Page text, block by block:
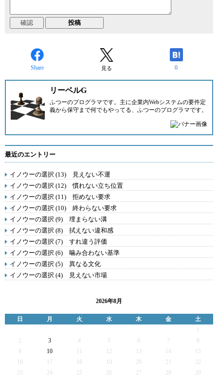
Share 見る 0
リーベルG
ふつーのプログラマです。主に企業内Webシステムの要件定
義から保守まで何でもやってる、ふつーのプログラマです。
最近のエントリー
イノウーの選択 (13) 見えない不運
イノウーの選択 (12) 慣れない立ち位置
イノウーの選択 (11) 拒めない要求
イノウーの選択 (10) 終わらない要求
イノウーの選択 (9) 埋まらない溝
イノウーの選択 (8) 拭えない違和感
イノウーの選択 (7) すれ違う評価
イノウーの選択 (6) 噛み合わない基準
イノウーの選択 (5) 異なる文化
イノウーの選択 (4) 見えない市場
2026年8月
日 月 火 水 木 金
土
2
3 4 5 6 7
9
10 12 13 14
15
16
17 19 20 21
22
23
24 25 26 27 28
29